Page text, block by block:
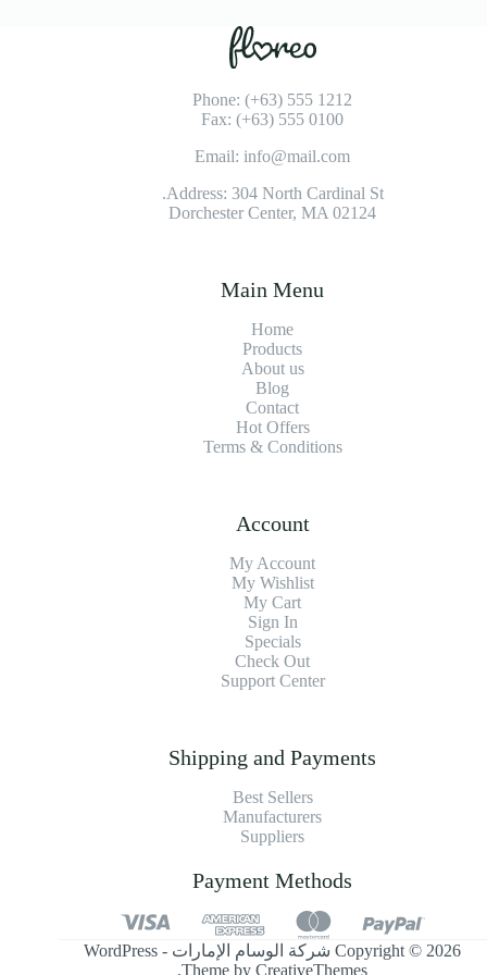
Phone: (+63) 555 1212
Fax: (+63) 555 0100
Email: info@mail.com
Address: 304 North Cardinal St.
Dorchester Center, MA 02124
Main Menu
Home
Products
About us
Blog
Contact
Hot Offers
Terms & Conditions
Account
My Account
My Wishlist
My Cart
Sign In
Specials
Check Out
Support Center
Shipping and Payments
Best Sellers
Manufacturers
Suppliers
Payment Methods
Copyright © 2026 شركة الوسام الإمارات - WordPress
Theme byCreativeThemes
.